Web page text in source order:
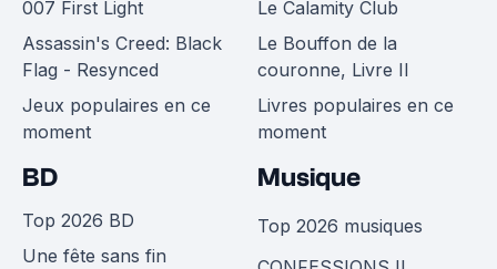
007 First Light
Assassin's Creed: Black
Flag - Resynced
Jeux populaires en ce
moment
Le Calamity Club
Le Bouffon de la
couronne, Livre II
Livres populaires en ce
moment
BD
Top 2026 BD
Une fête sans fin
Musique
Top 2026 musiques